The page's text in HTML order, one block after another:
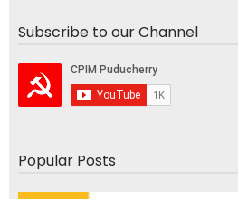
Subscribe to our Channel
Popular Posts